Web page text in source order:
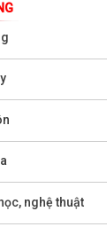
nghệ thuật
U10 XÃ